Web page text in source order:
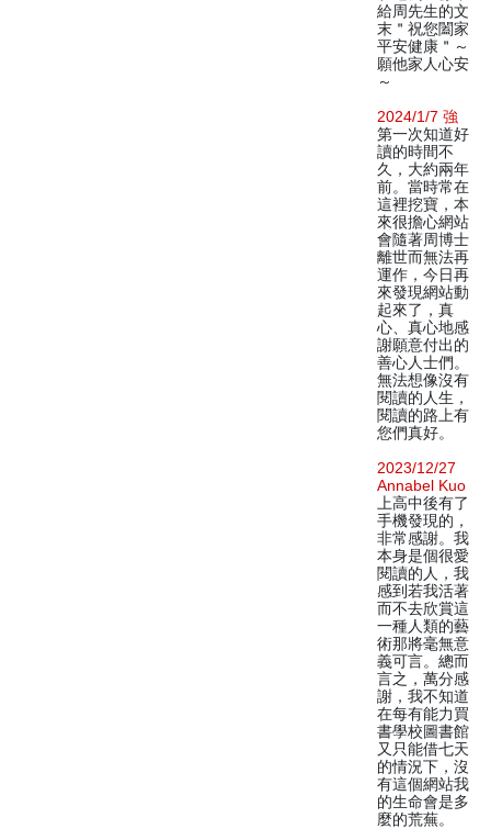
給周先生的文
末＂祝您闔家
平安健康＂～
願他家人心安
～
2024/1/7 強
第一次知道好
讀的時間不
久，大約兩年
前。當時常在
這裡挖寶，本
來很擔心網站
會隨著周博士
離世而無法再
運作，今日再
來發現網站動
起來了，真
心、真心地感
謝願意付出的
善心人士們。
無法想像沒有
閱讀的人生，
閱讀的路上有
您們真好。
2023/12/27
Annabel Kuo
上高中後有了
手機發現的，
非常感謝。我
本身是個很愛
閱讀的人，我
感到若我活著
而不去欣賞這
一種人類的藝
術那將毫無意
義可言。總而
言之，萬分感
謝，我不知道
在每有能力買
書學校圖書館
又只能借七天
的情況下，沒
有這個網站我
的生命會是多
麼的荒蕪。